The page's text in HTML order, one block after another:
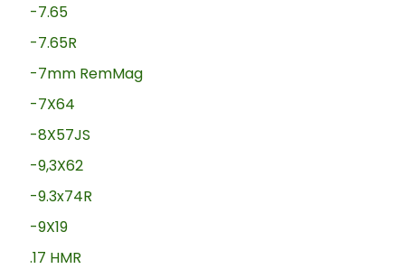
-7.65
-7.65R
-7mm RemMag
-7X64
-8X57JS
-9,3X62
-9.3x74R
-9X19
.17 HMR